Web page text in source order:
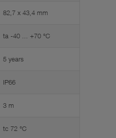
82,7 x 43,4 mm
ta -40 ... +70 °C
5 years
IP66
3 m
tc 72 °C